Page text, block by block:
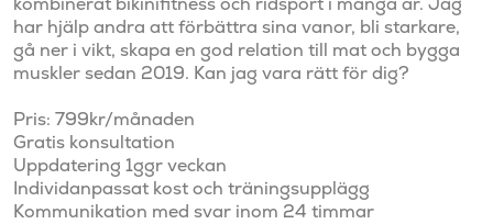
har hjälp andra att förbättra sina vanor, bli starkare,
gå ner i vikt, skapa en god relation till mat och bygga
muskler sedan 2019. Kan jag vara rätt för dig?
Pris: 799kr/månaden
Gratis konsultation
Uppdatering 1ggr veckan
Individanpassat kost och träningsupplägg
Kommunikation med svar inom 24 timmar